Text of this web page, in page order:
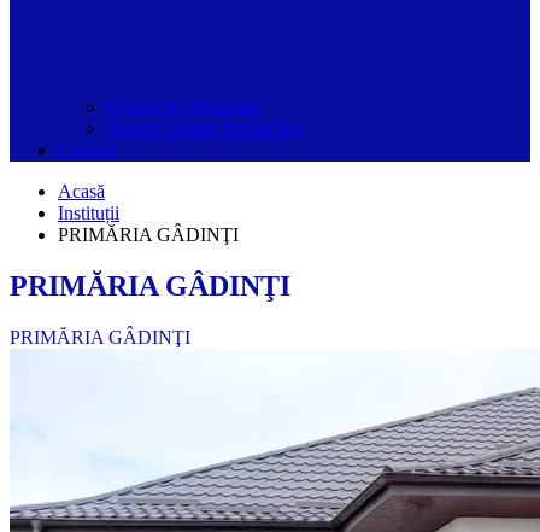
Grupurile Whatsapp
Spațiul Ghidul Primăriilor
Contact
Acasă
Instituții
PRIMĂRIA GÂDINŢI
PRIMĂRIA GÂDINŢI
PRIMĂRIA GÂDINŢI